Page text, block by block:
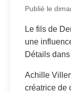
Publié le
Le fils de
une
Détails
Achille
créatrice de